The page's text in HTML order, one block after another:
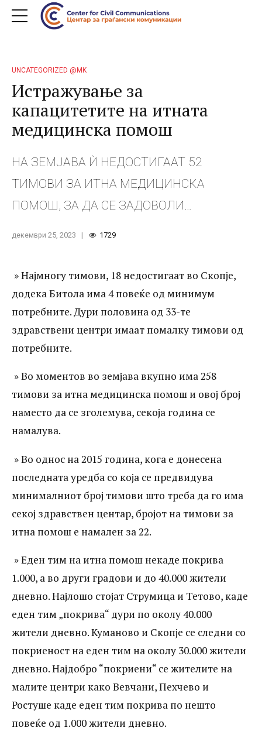
UNCATEGORIZED @MK
Истражување за
капацитетите на итната
медицинска помош
НА ЗЕМЈАВА Ѝ НЕДОСТИГААТ 52
ТИМОВИ ЗА ИТНА МЕДИЦИНСКА
ПОМОШ, ЗА ДА СЕ ЗАДОВОЛИ
граѓански комуникации го објави
истражувањето за капацитетите на
итната медицинска помош во земјава.
Истражувањето покажа дека: » Во
земјава вкупно недостигаат 52 екипи за
итна медицинска помош за да може да
се задоволи барем законски
пропишаниот минимум на тимови што
во зависност од бројот на жители што ги
опфаќа.
декември 25, 2023 1729
» Најмногу тимови, 18 недостигаат во Скопје,
додека Битола има 4 повеќе од минимум
потребните. Дури половина од 33-те
здравствени центри имаат помалку тимови од
потребните.
» Во моментов во земјава вкупно има 258
тимови за итна медицинска помош и овој број
наместо да се зголемува, секоја година се
намалува.
» Во однос на 2015 година, кога е донесена
последната уредба со која се предвидува
минималниот број тимови што треба да го има
секој здравствен центар, бројот на тимови за
итна помош е намален за 22.
» Еден тим на итна помош некаде покрива
1.000, а во други градови и до 40.000 жители
дневно. Најлошо стојат Струмица и Тетово, каде
еден тим „покрива“ дури по околу 40.000
жители дневно. Куманово и Скопје се следни со
покриеност на еден тим на околу 30.000 жители
дневно. Најдобро “покриени“ се жителите на
малите центри како Вевчани, Пехчево и
Ростуше каде еден тим покрива по нешто
повеќе од 1.000 жители дневно.